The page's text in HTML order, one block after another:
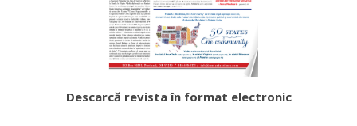
Descarcă revista în format electronic